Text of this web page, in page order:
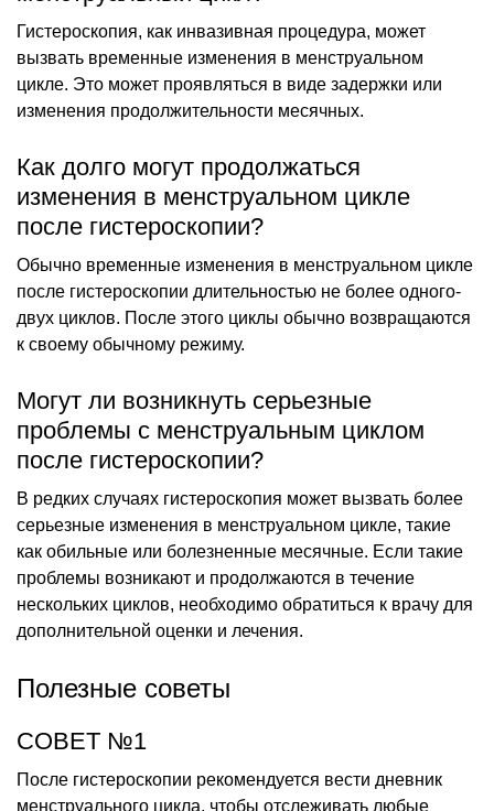
Гистероскопия, как инвазивная процедура, может
вызвать временные изменения в менструальном
цикле. Это может проявляться в виде задержки или
изменения продолжительности месячных.
Как долго могут продолжаться
изменения в менструальном цикле
после гистероскопии?
Обычно временные изменения в менструальном цикле
после гистероскопии длительностью не более одного-
двух циклов. После этого циклы обычно возвращаются
к своему обычному режиму.
Могут ли возникнуть серьезные
проблемы с менструальным циклом
после гистероскопии?
В редких случаях гистероскопия может вызвать более
серьезные изменения в менструальном цикле, такие
как обильные или болезненные месячные. Если такие
проблемы возникают и продолжаются в течение
нескольких циклов, необходимо обратиться к врачу для
дополнительной оценки и лечения.
Полезные советы
СОВЕТ №1
После гистероскопии рекомендуется вести дневник
менструального цикла, чтобы отслеживать любые